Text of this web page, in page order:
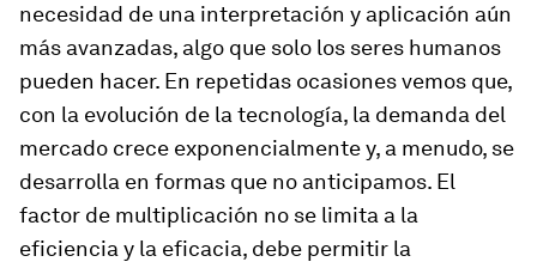
necesidad de una interpretación y aplicación aún
más avanzadas, algo que solo los seres humanos
pueden hacer. En repetidas ocasiones vemos que,
con la evolución de la tecnología, la demanda del
mercado crece exponencialmente y, a menudo, se
desarrolla en formas que no anticipamos. El
factor de multiplicación no se limita a la
eficiencia y la eficacia, debe permitir la